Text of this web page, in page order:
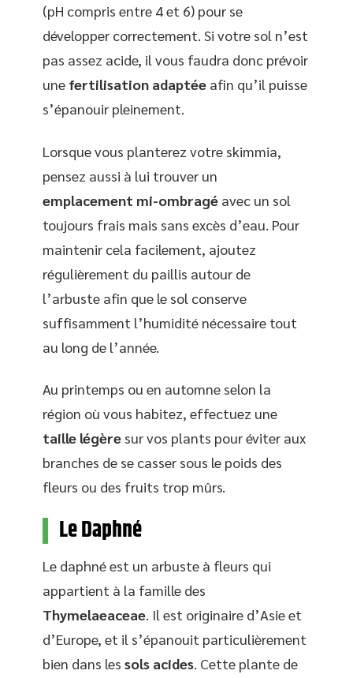
(pH compris entre 4 et 6) pour se
développer correctement. Si votre sol n’est
pas assez acide, il vous faudra donc prévoir
une fertilisation adaptée afin qu’il puisse
s’épanouir pleinement.
Lorsque vous planterez votre skimmia,
pensez aussi à lui trouver un
emplacement mi-ombragé avec un sol
toujours frais mais sans excès d’eau. Pour
maintenir cela facilement, ajoutez
régulièrement du paillis autour de
l’arbuste afin que le sol conserve
suffisamment l’humidité nécessaire tout
au long de l’année.
Au printemps ou en automne selon la
région où vous habitez, effectuez une
taille légère sur vos plants pour éviter aux
branches de se casser sous le poids des
fleurs ou des fruits trop mûrs.
Le Daphné
Le daphné est un arbuste à fleurs qui
appartient à la famille des
Thymelaeaceae. Il est originaire d’Asie et
d’Europe, et il s’épanouit particulièrement
bien dans les sols acides. Cette plante de